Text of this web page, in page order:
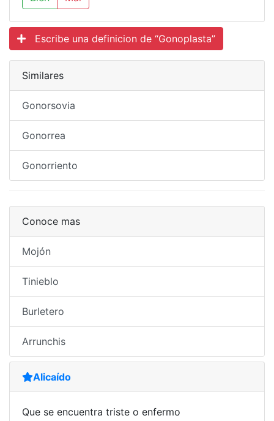
Escribe una definicion de “Gonoplasta”
Similares
Gonorsovia
Gonorrea
Gonorriento
Conoce mas
Mojón
Tinieblo
Burletero
Arrunchis
Alicaído
Que se encuentra triste o enfermo